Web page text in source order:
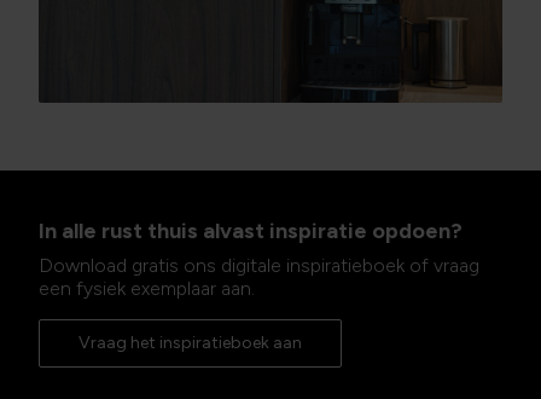
In alle rust thuis alvast inspiratie opdoen?
Download gratis ons digitale inspiratieboek of vraag
een fysiek exemplaar aan.
Vraag het inspiratieboek aan